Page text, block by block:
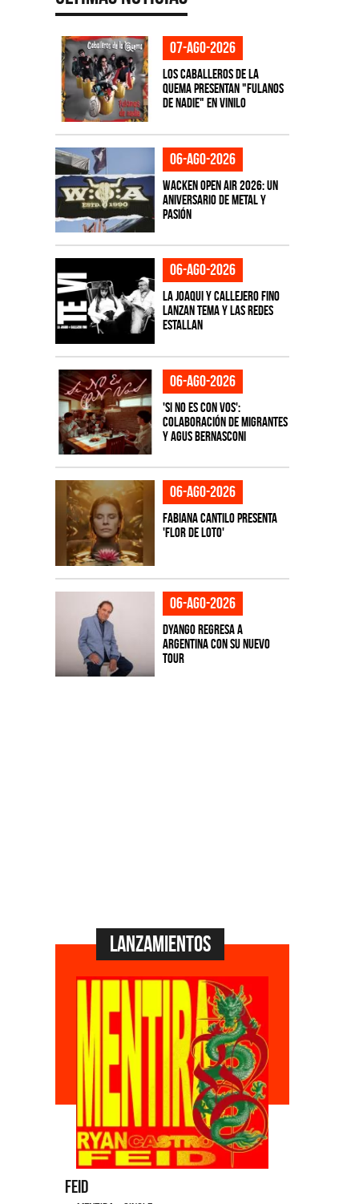
07-ago-2026
Los Caballeros de la
Quema presentan "Fulanos
de Nadie" en vinilo
06-ago-2026
Wacken Open Air 2026: Un
aniversario de metal y
pasión
06-ago-2026
La Joaqui y Callejero Fino
lanzan tema y las redes
estallan
06-ago-2026
'Si No Es Con Vos':
colaboración de Migrantes
y Agus Bernasconi
06-ago-2026
Fabiana Cantilo presenta
'Flor de Loto'
06-ago-2026
Dyango regresa a
Argentina con su nuevo
tour
Lanzamientos
Feid